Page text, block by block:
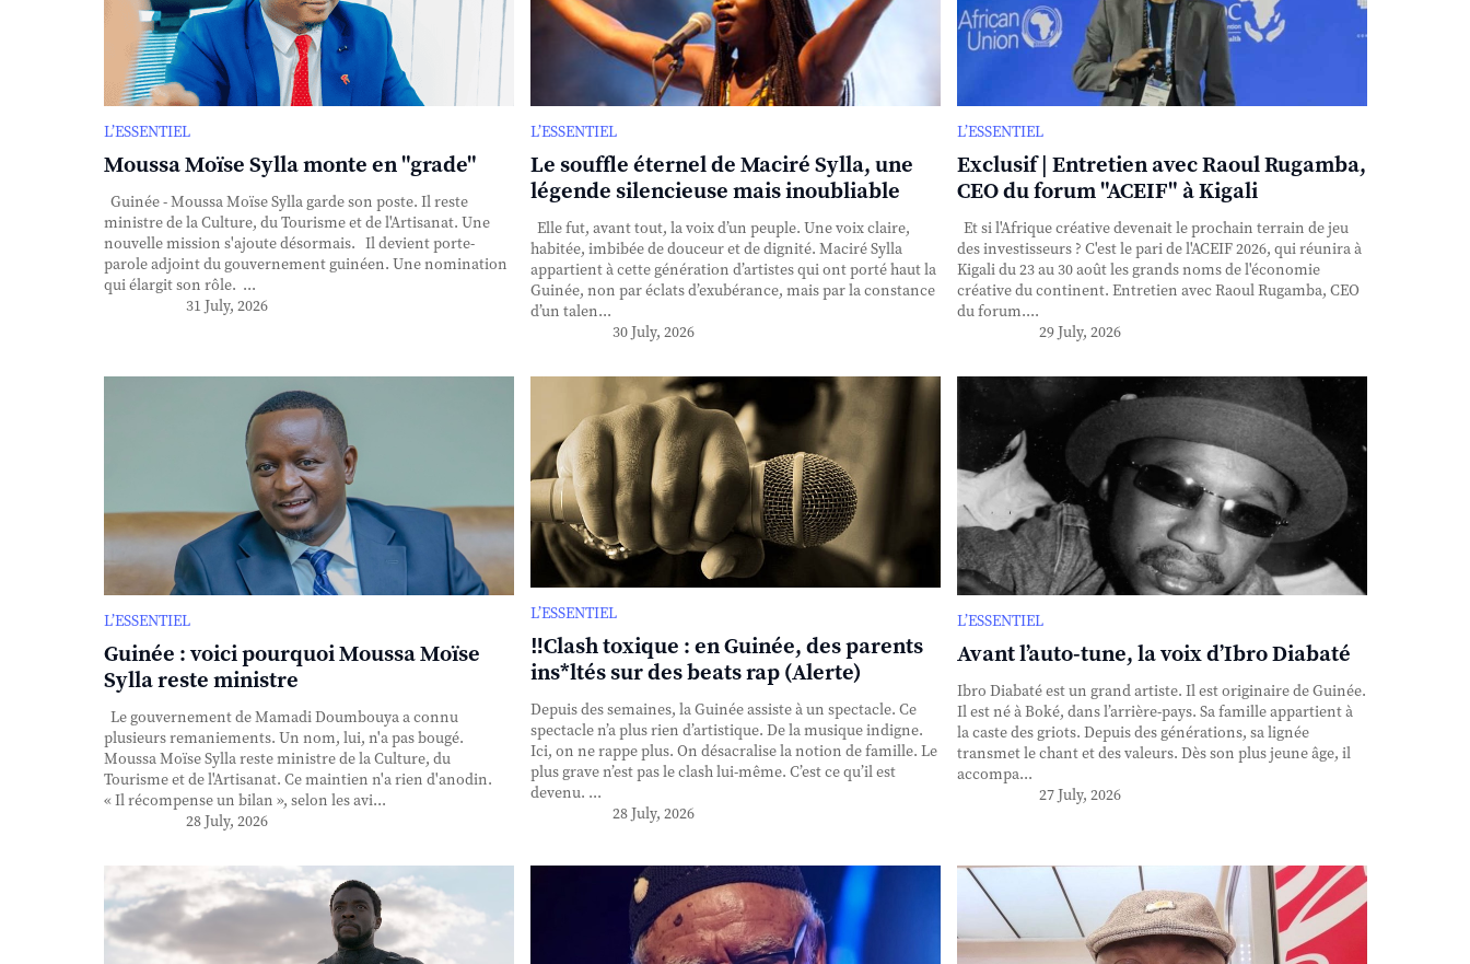
L’ESSENTIEL
Moussa Moïse Sylla monte en "grade"
Guinée - Moussa Moïse Sylla garde son poste. Il reste
ministre de la Culture, du Tourisme et de l'Artisanat. Une
nouvelle mission s'ajoute désormais. Il devient porte-
parole adjoint du gouvernement guinéen. Une nomination
qui élargit son rôle. ...
31 July, 2026
L’ESSENTIEL
Le souffle éternel de Maciré Sylla, une
légende silencieuse mais inoubliable
Elle fut, avant tout, la voix d’un peuple. Une voix claire,
habitée, imbibée de douceur et de dignité. Maciré Sylla
appartient à cette génération d’artistes qui ont porté haut la
Guinée, non par éclats d’exubérance, mais par la constance
d’un talen...
30 July, 2026
L’ESSENTIEL
Exclusif | Entretien avec Raoul Rugamba,
CEO du forum "ACEIF" à Kigali
Et si l'Afrique créative devenait le prochain terrain de jeu
des investisseurs ? C'est le pari de l'ACEIF 2026, qui réunira à
Kigali du 23 au 30 août les grands noms de l'économie
créative du continent. Entretien avec Raoul Rugamba, CEO
du forum....
29 July, 2026
L’ESSENTIEL
Guinée : voici pourquoi Moussa Moïse
Sylla reste ministre
Le gouvernement de Mamadi Doumbouya a connu
plusieurs remaniements. Un nom, lui, n'a pas bougé.
Moussa Moïse Sylla reste ministre de la Culture, du
Tourisme et de l'Artisanat. Ce maintien n'a rien d'anodin.
« Il récompense un bilan », selon les avi...
28 July, 2026
L’ESSENTIEL
‼️Clash toxique : en Guinée, des parents
ins*ltés sur des beats rap (Alerte)
Depuis des semaines, la Guinée assiste à un spectacle. Ce
spectacle n’a plus rien d’artistique. De la musique indigne.
Ici, on ne rappe plus. On désacralise la notion de famille. Le
plus grave n’est pas le clash lui-même. C’est ce qu’il est
devenu. ...
28 July, 2026
L’ESSENTIEL
Avant l’auto-tune, la voix d’Ibro Diabaté
Ibro Diabaté est un grand artiste. Il est originaire de Guinée.
Il est né à Boké, dans l’arrière-pays. Sa famille appartient à
la caste des griots. Depuis des générations, sa lignée
transmet le chant et des valeurs. Dès son plus jeune âge, il
accompa...
27 July, 2026